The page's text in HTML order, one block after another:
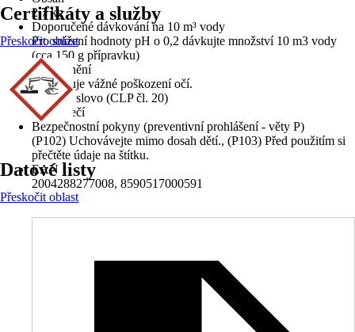
2,7 kg
Doporučené dávkování na 10 m³ vody
Pro snížení hodnoty pH o 0,2 dávkujte množství 10 m3 vody
(cca 150 g přípravku)
Upozornění
Způsobuje vážné poškození očí.
Signální slovo (CLP čl. 20)
Nebezpečí
Bezpečnostní pokyny (preventivní prohlášení - věty P)
(P102) Uchovávejte mimo dosah dětí., (P103) Před použitím si
přečtěte údaje na štítku.
EAN
2004288277008, 8590517000591
Certifikáty a služby
Přeskočit oblast
Datové listy
Přeskočit oblast